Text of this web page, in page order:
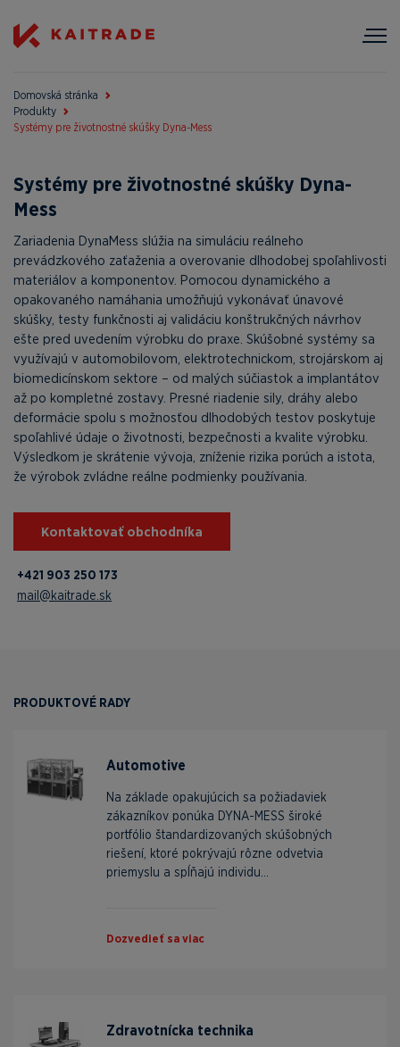
Domovská stránka
Produkty
Systémy pre životnostné skúšky Dyna-Mess
Systémy pre životnostné skúšky Dyna-
Mess
Zariadenia DynaMess slúžia na simuláciu reálneho
prevádzkového zaťaženia a overovanie dlhodobej spoľahlivosti
materiálov a komponentov. Pomocou dynamického a
opakovaného namáhania umožňujú vykonávať únavové
skúšky, testy funkčnosti aj validáciu konštrukčných návrhov
ešte pred uvedením výrobku do praxe. Skúšobné systémy sa
využívajú v automobilovom, elektrotechnickom, strojárskom aj
biomedicínskom sektore – od malých súčiastok a implantátov
až po kompletné zostavy. Presné riadenie sily, dráhy alebo
deformácie spolu s možnosťou dlhodobých testov poskytuje
spoľahlivé údaje o životnosti, bezpečnosti a kvalite výrobku.
Výsledkom je skrátenie vývoja, zníženie rizika porúch a istota,
že výrobok zvládne reálne podmienky používania.
Kontaktovať obchodníka
+421 903 250 173
mail@kaitrade.sk
PRODUKTOVÉ RADY
Automotive
Na základe opakujúcich sa požiadaviek
zákazníkov ponúka DYNA-MESS široké
portfólio štandardizovaných skúšobných
riešení, ktoré pokrývajú rôzne odvetvia
priemyslu a spĺňajú individu...
Dozvedieť sa viac
Zdravotnícka technika